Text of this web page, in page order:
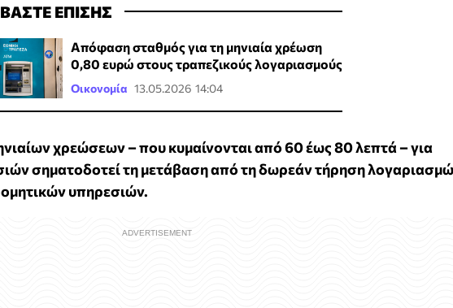
ΕΠΙΣΗΣ
Απόφαση σταθμός για τη μηνιαία χρέωση
0,80 ευρώ στους τραπεζικούς λογαριασμούς
Οικονομία 13.05.2026 14:04
χρεώσεων – που κυμαίνονται από 60 έως 80 λεπτά – για
σηματοδοτεί τη μετάβαση από τη δωρεάν τήρηση
υπηρεσιών.